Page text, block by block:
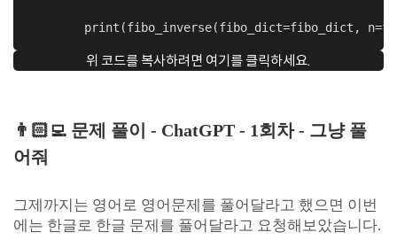
print(fibo_inverse(fibo_dict=fibo_dict,
위 코드를 복사하려면 여기를 클릭하세요.
👨🏻‍💻 문제 풀이 - ChatGPT - 1회차 - 그냥 풀
어줘
그제까지는 영어로 영어문제를 풀어달라고 했으면 이번
에는 한글로 한글 문제를 풀어달라고 요청해보았습니다.